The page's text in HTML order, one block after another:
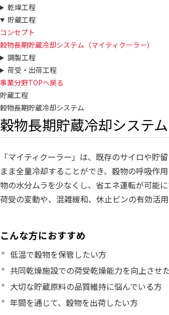
乾燥工程
貯蔵工程
コンセプト
穀物長期貯蔵冷却システム（マイティクーラー）
調製工程
荷受・出荷工程
事業分野TOPへ戻る
貯蔵工程
穀物長期貯蔵冷却システム
穀物長期貯蔵冷却システ
「マイティクーラー」は、既存のサイロや貯
まま全量冷却することができ、穀物の呼吸作
物の水分ムラを少なくし、省エネ運転が可能に
荷受の変動や、混雑緩和、休止ビンの有効活用
こんな方におすすめ
低温で穀物を保管したい方
共同乾燥施設での荷受乾燥能力を向上させ
大切な貯蔵原料の品質維持に悩んでいる方
年間を通じて、穀物を出荷したい方